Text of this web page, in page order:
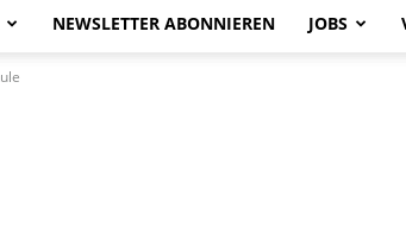
NEWSLETTER ABONNIEREN JOBS